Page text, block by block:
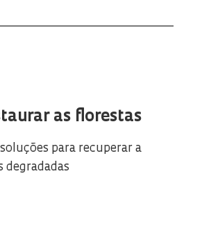
as florestas
para recuperar a
degradadas